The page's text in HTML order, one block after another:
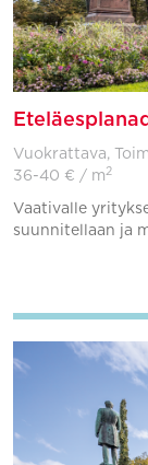
Vuokrattava,
36-40 € / m 2
Vaativalle
suunnitellaan ja